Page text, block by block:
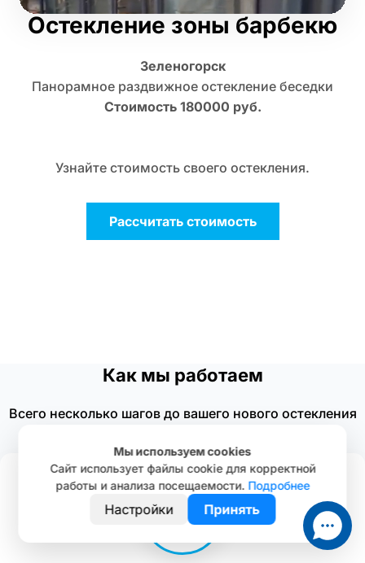
Остекление зоны барбекю
Зеленогорск
Панорамное раздвижное остекление беседки
Стоимость 180000 руб.
Узнайте стоимость своего остекления.
Рассчитать стоимость
Как мы работаем
Всего несколько шагов до вашего нового остекления
Мы используем cookies
Сайт использует файлы cookie для корректной
работы и анализа посещаемости. Подробнее
Настройки Принять